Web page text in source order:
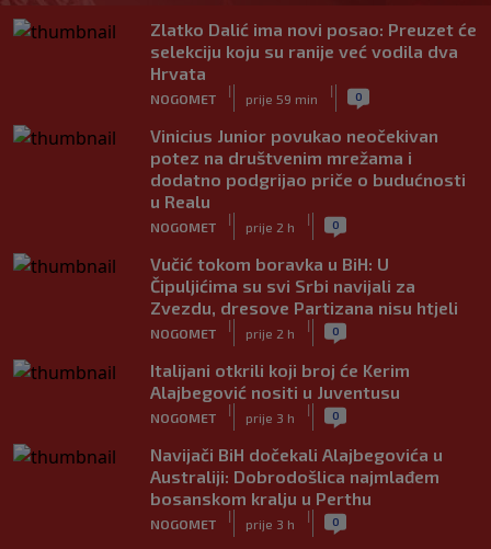
Zlatko Dalić ima novi posao: Preuzet će
selekciju koju su ranije već vodila dva
Hrvata
NOGOMET
|
prije 59 min
| 0
Vinicius Junior povukao neočekivan
potez na društvenim mrežama i
dodatno podgrijao priče o budućnosti
u Realu
NOGOMET
|
prije 2 h
| 0
Vučić tokom boravka u BiH: U
Čipuljićima su svi Srbi navijali za
Zvezdu, dresove Partizana nisu htjeli
NOGOMET
|
prije 2 h
| 0
Italijani otkrili koji broj će Kerim
Alajbegović nositi u Juventusu
NOGOMET
|
prije 3 h
| 0
Navijači BiH dočekali Alajbegovića u
Australiji: Dobrodošlica najmlađem
bosanskom kralju u Perthu
NOGOMET
|
prije 3 h
| 0